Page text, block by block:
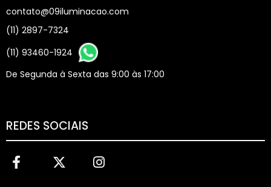
contato@09iluminacao.com
(11) 2897-7324
(11) 93460-1924
De Segunda à Sexta das 9:00 às 17:00
REDES SOCIAIS